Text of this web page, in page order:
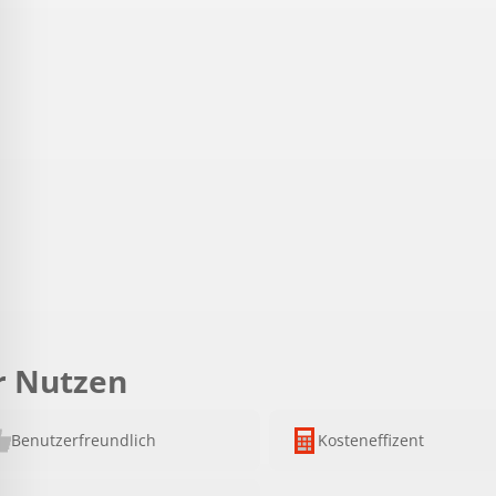
Nutzen
Benutzerfreundlich Kosteneffizent